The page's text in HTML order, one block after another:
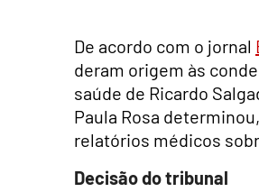
De acordo com o jornal
deram origem às
saúde de Ricardo
Paula Rosa
relatórios médicos
Decisão do tribunal